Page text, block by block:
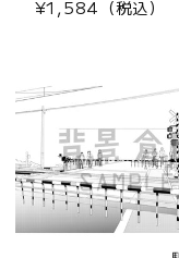
通
¥1,584（税込）